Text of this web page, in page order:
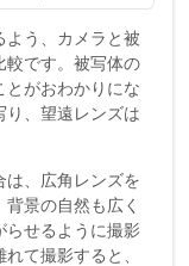
よう、カメラと被
較です。被写体の
とがおわかりにな
り、望遠レンズは
は、広角レンズを
景の自然も広く
らせるように撮影
て撮影すると、